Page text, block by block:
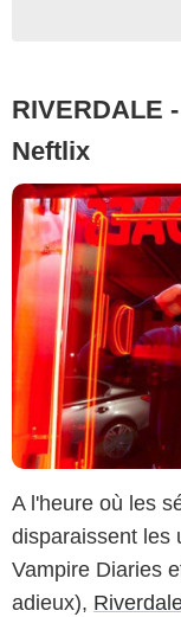
RIVERDALE
Neftlix
A l'heure où les
disparaissent les
Vampire Diaries
adieux),